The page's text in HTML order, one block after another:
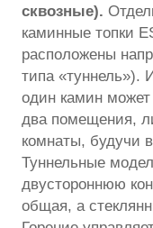
сквозные).
каминные топки
расположены
типа «туннель»).
один камин может
два помещения,
комнаты, будучи
Туннельные
двустороннюю
общая, а